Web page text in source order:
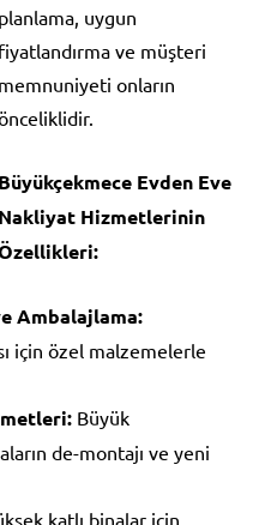
planlama, uygun
fiyatlandırma ve müşteri
memnuniyeti onların
Büyükçekmece Evden Eve
Nakliyat Hizmetlerinin
Ambalajlama:
için özel malzemelerle
Büyük
de-montajı ve yeni
katlı binalar için